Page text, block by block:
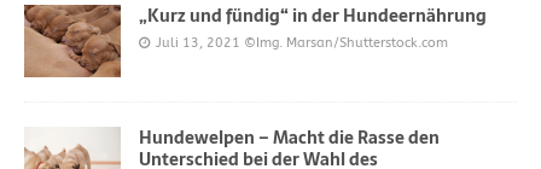
„Kurz und fündig“ in der Hundeernährung
Juli 13, 2021 ©Img. Marsan/Shutterstock.com
Hundewelpen – Macht die Rasse den
Unterschied bei der Wahl des